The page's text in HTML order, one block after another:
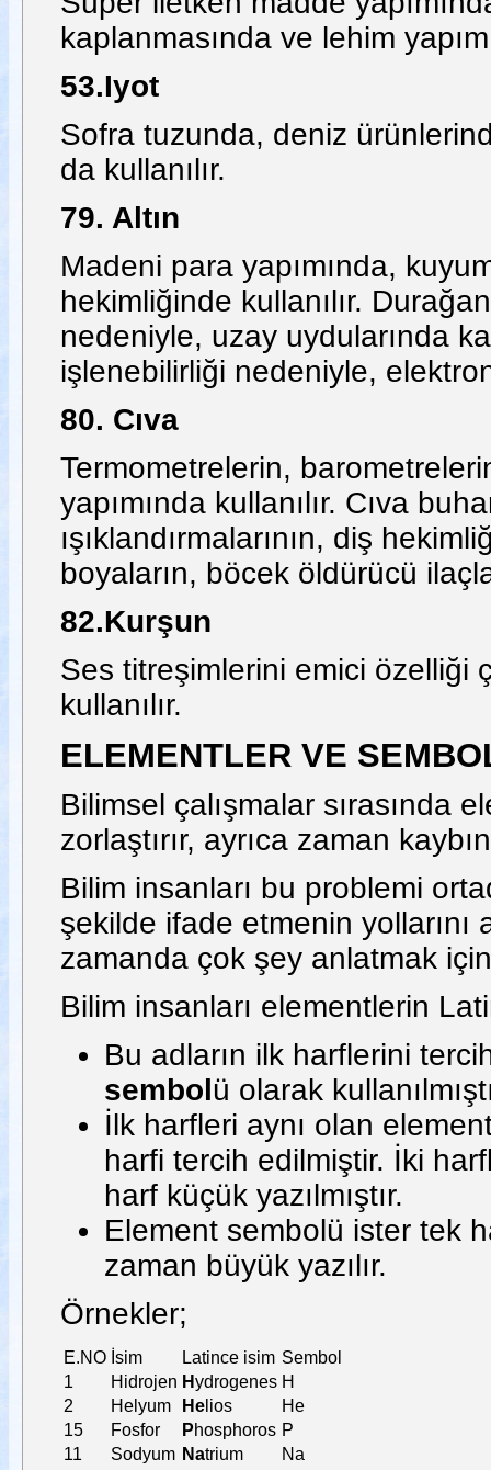
kaplanmasında ve lehim
53.Iyot
Sofra tuzunda, deniz
da kullanılır.
79. Altın
Madeni para yapımında,
hekimliğinde kullanılır. Durağan
nedeniyle, uzay uydularında
işlenebilirliği nedeniyle,
80. Cıva
Termometrelerin,
yapımında kullanılır. Cıva
ışıklandırmalarının, diş
boyaların, böcek öldürücü
82.Kurşun
Ses titreşimlerini emici özelliği
kullanılır.
ELEMENTLER VE
Bilimsel çalışmalar sırasında
zorlaştırır, ayrıca zaman
Bilim insanları bu problemi
şekilde ifade etmenin yollarını
zamanda çok şey anlatmak
Bilim insanları elementlerin
Bu adların ilk harflerini
sembolü olarak
İlk harfleri aynı olan
harfi tercih edilmiştir. İki
harf küçük yazılmıştır.
Element sembolü ister tek
zaman büyük yazılır.
Örnekler;
E.NO İsim Latince isim Sembol
1
Hidrojen Hydrogenes H
2
Helyum He lios
He
15
Fosfor Phosphoros P
11
Sodyum Natrium
Na